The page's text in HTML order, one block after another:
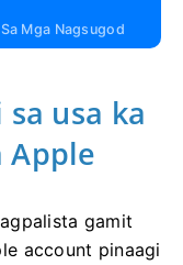
Mga Nagsugod
usa ka
Apple
gamit
account pinaagi